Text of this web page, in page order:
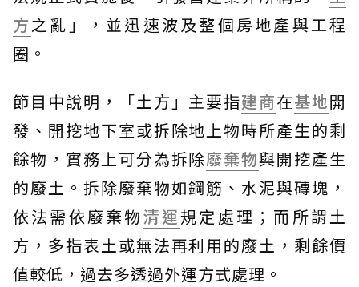
方之亂」，並迅速波及整個房地產與工程
圈。
節目中說明，「土方」主要指建商在基地開
發、開挖地下室或拆除地上物時所產生的剩
餘物，實務上可分為拆除廢棄物與開挖產生
的廢土。拆除廢棄物如鋼筋、水泥與磚塊，
依法需依廢棄物清運規定處理；而所謂土
方，多指表土或無法再利用的廢土，剩餘價
值較低，過去多透過外運方式處理。